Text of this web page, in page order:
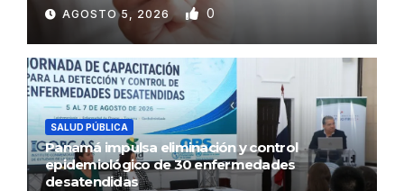
AGOSTO 5, 2026 0
SALUD PÚBLICA
Panamá impulsa eliminación y control
epidemiológico de 30 enfermedades
desatendidas